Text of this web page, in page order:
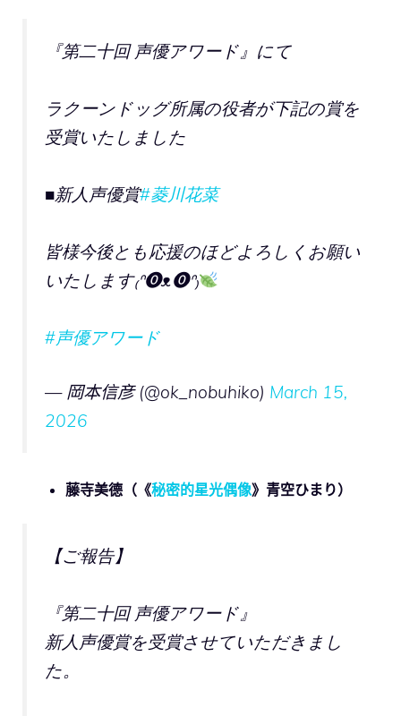
『第二十回 声優アワード』にて
ラクーンドッグ所属の役者が下記の賞を
受賞いたしました
■新人声優賞#菱川花菜
皆様今後とも応援のほどよろしくお願い
いたします₍ᐢ⓿ᴥ⓿ᐢ₎
#声優アワード
— 岡本信彦 (@ok_nobuhiko) March 15,
2026
藤寺美德（《秘密的星光偶像》 青空ひまり）
【ご報告】
『第二十回 声優アワード』
新人声優賞を受賞させていただきまし
た。